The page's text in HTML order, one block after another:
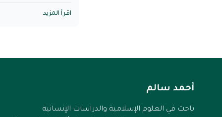
في علاقة أصلًا..
هذا التغيير شرطًا في
اقرأ المزيد
أحمد سالم
باحث في العلوم الإسلامية والدراسات الإنسانية